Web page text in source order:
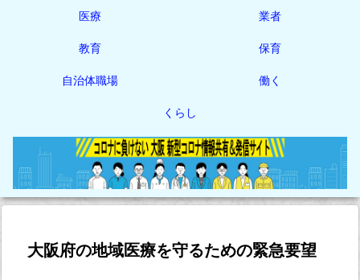
医療 業者
教育 保育
自治体職場 働く
くらし
大阪府の地域医療を守るための緊急要望